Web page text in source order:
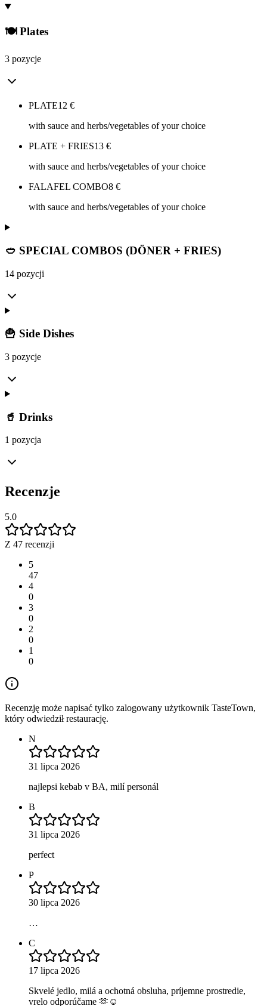
🍽️ Plates
3 pozycje
PLATE12 €
with sauce and herbs/vegetables of your choice
PLATE + FRIES13 €
with sauce and herbs/vegetables of your choice
FALAFEL COMBO8 €
with sauce and herbs/vegetables of your choice
🥙 SPECIAL COMBOS (DÖNER + FRIES)
14 pozycji
🍟 Side Dishes
3 pozycje
🥤 Drinks
1 pozycja
Recenzje
5.0
Z 47 recenzji
5
47
4
0
3
0
2
0
1
0
Recenzję może napisać tylko zalogowany użytkownik TasteTown,
który odwiedził restaurację.
N
31 lipca 2026
najlepsi kebab v BA, milí personál
B
31 lipca 2026
perfect
P
30 lipca 2026
…
C
17 lipca 2026
Skvelé jedlo, milá a ochotná obsluha, príjemne prostredie,
vrelo odporúčame 🫶☺️